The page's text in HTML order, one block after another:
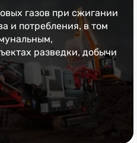
газов при сжигании
и потребления, в том
разведки, добычи